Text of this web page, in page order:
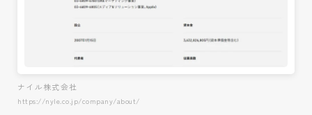
ナイル株式会社
https://nyle.co.jp/company/about/